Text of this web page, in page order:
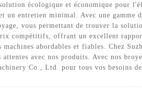
écologique et économique pour
un entretien minimal. Avec une gamme
vous permettant de trouver la
compétitifs, offrant un excellent
machines abordables et fiables. Chez
attentes avec nos produits. Avec nos
Co., Ltd. pour tous vos besoins